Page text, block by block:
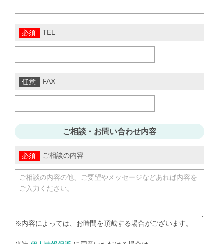
TEL
FAX
ご相談・お問い合わせ内容
ご相談の内容
※内容によっては、お時間を頂戴する場合がございます。